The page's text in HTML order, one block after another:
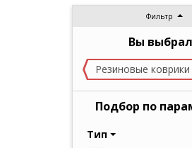
Фильтр
Вы
Резиновые коврики
Подбор по
Тип